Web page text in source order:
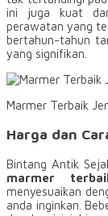
ini juga kuat
perawatan yang
bertahun-tahun
yang signifikan.
Marmer Terbaik
Harga dan
Bintang Antik
marmer
menyesuaikan
anda inginkan.